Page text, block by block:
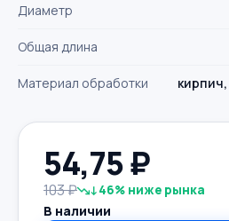
Диаметр
Общая длина
Материал обработки
54,75₽
103 ₽ ↓46% ниже рынка
В наличии